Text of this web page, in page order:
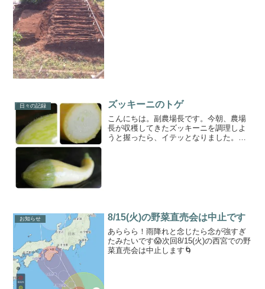
日々の記録 ズッキーニのトゲ
こんにちは。副農場長です。今朝、農場
長が収穫してきたズッキーニを調理しよ
うと握ったら、イテッとなりました。よ
お知らせ 8/15(火)の野菜直売会は中止です
あららら！雨降れと念じたら念が強すぎ
たみたいです😱次回8/15(火)の西宮での野
菜直売会は中止します🌀